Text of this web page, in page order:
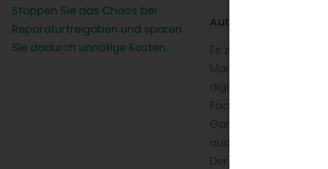
Stoppen Sie das Chaos bei
Reparaturfreigaben und sparen
Sie dadurch unnötige Kosten.
Automotive
Es zeigt sich aber
Marktplätze,
digitalen Dienste
Fachhandel nichts
Gartengeräten, in
auch weiterhin
Der
Wert des